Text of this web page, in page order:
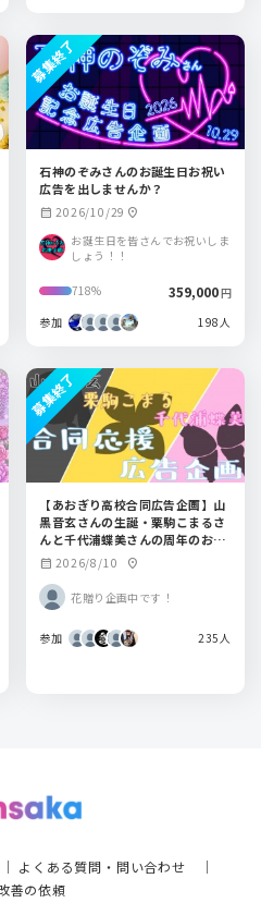
石神のぞみさんのお誕生日お祝い
広告を出しませんか？
calendar_month 2026/10/29 location_on
お誕生日を皆さんでお祝いしま
しょう！！
718% 359,000円
参加
198人
募集終了
【あおぎり高校合同広告企画】山
黒音玄さんの生誕・栗駒こまるさ
んと千代浦蝶美さんの周年のお祝
いに応援広告を出しませんか？
【非公式】
calendar_month 2026/8/10 location_on
花贈り企画中です！
参加 235人
募集終了
｜ よくある質問・問い合わせ ｜
善の依頼